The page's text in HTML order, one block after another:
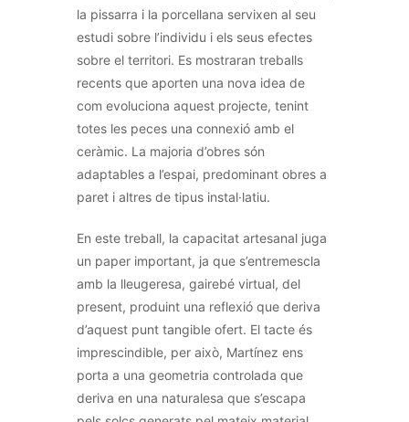
la pissarra i la porcellana servixen al seu
estudi sobre l’individu i els seus efectes
sobre el territori. Es mostraran treballs
recents que aporten una nova idea de
com evoluciona aquest projecte, tenint
totes les peces una connexió amb el
ceràmic. La majoria d’obres són
adaptables a l’espai, predominant obres a
paret i altres de tipus instal·latiu.
En este treball, la capacitat artesanal juga
un paper important, ja que s’entremescla
amb la lleugeresa, gairebé virtual, del
present, produint una reflexió que deriva
d’aquest punt tangible ofert. El tacte és
imprescindible, per això, Martínez ens
porta a una geometria controlada que
deriva en una naturalesa que s’escapa